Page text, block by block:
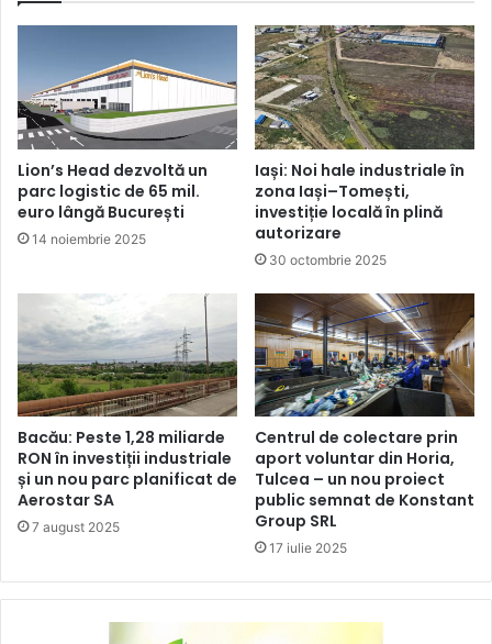
Lion’s Head dezvoltă un
parc logistic de 65 mil.
euro lângă București
14 noiembrie 2025
Iași: Noi hale industriale în
zona Iași–Tomești,
investiție locală în plină
autorizare
30 octombrie 2025
Bacău: Peste 1,28 miliarde
RON în investiții industriale
și un nou parc planificat de
Aerostar SA
7 august 2025
Centrul de colectare prin
aport voluntar din Horia,
Tulcea – un nou proiect
public semnat de Konstant
Group SRL
17 iulie 2025